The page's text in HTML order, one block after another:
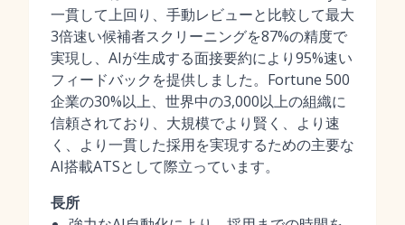
一貫して上回り、手動レビューと比較して最大
3倍速い候補者スクリーニングを87%の精度で
実現し、AIが生成する面接要約により95%速い
フィードバックを提供しました。Fortune 500
企業の30%以上、世界中の3,000以上の組織に
信頼されており、大規模でより賢く、より速
く、より一貫した採用を実現するための主要な
AI搭載ATSとして際立っています。
長所